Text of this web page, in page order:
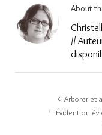
About
//
Arborer et
Évident ou